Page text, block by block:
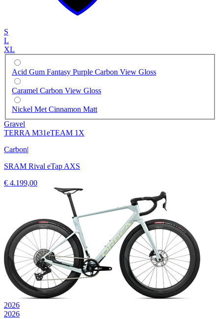
S
L
XL
Acid Gum Fantasy Purple Carbon View Gloss
Caramel Carbon View Gloss
Nickel Met Cinnamon Matt
Gravel
TERRA M31eTEAM 1X
Carbon|
SRAM Rival eTap AXS
€ 4.199,00
2026
2026